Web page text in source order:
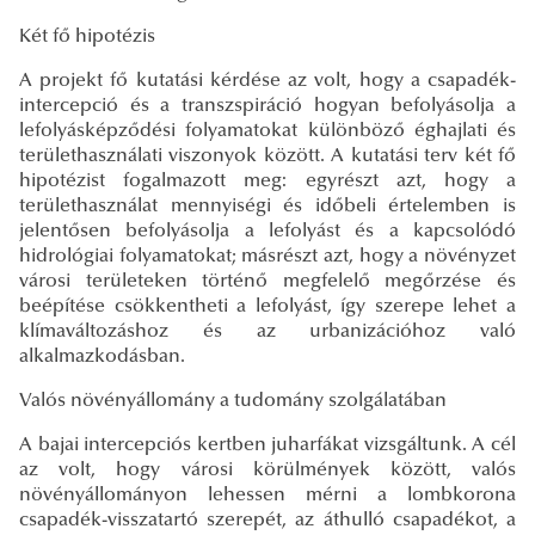
Két fő hipotézis
A projekt fő kutatási kérdése az volt, hogy a csapadék-
intercepció és a transzspiráció hogyan befolyásolja a
lefolyásképződési folyamatokat különböző éghajlati és
területhasználati viszonyok között. A kutatási terv két fő
hipotézist fogalmazott meg: egyrészt azt, hogy a
területhasználat mennyiségi és időbeli értelemben is
jelentősen befolyásolja a lefolyást és a kapcsolódó
hidrológiai folyamatokat; másrészt azt, hogy a növényzet
városi területeken történő megfelelő megőrzése és
beépítése csökkentheti a lefolyást, így szerepe lehet a
klímaváltozáshoz és az urbanizációhoz való
alkalmazkodásban.
Valós növényállomány a tudomány szolgálatában
A bajai intercepciós kertben juharfákat vizsgáltunk. A cél
az volt, hogy városi körülmények között, valós
növényállományon lehessen mérni a lombkorona
csapadék-visszatartó szerepét, az áthulló csapadékot, a